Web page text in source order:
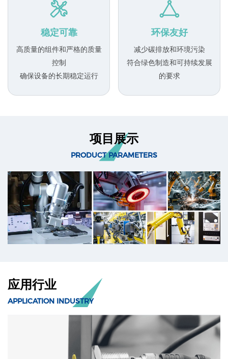
稳定可靠
高质量的组件和严格的质量
控制
确保设备的长期稳定运行
环保友好
减少碳排放和环境污染
符合绿色制造和可持续发展
的要求
项目展示
PRODUCT PARAMETERS
应用行业
APPLICATION INDUSTRY